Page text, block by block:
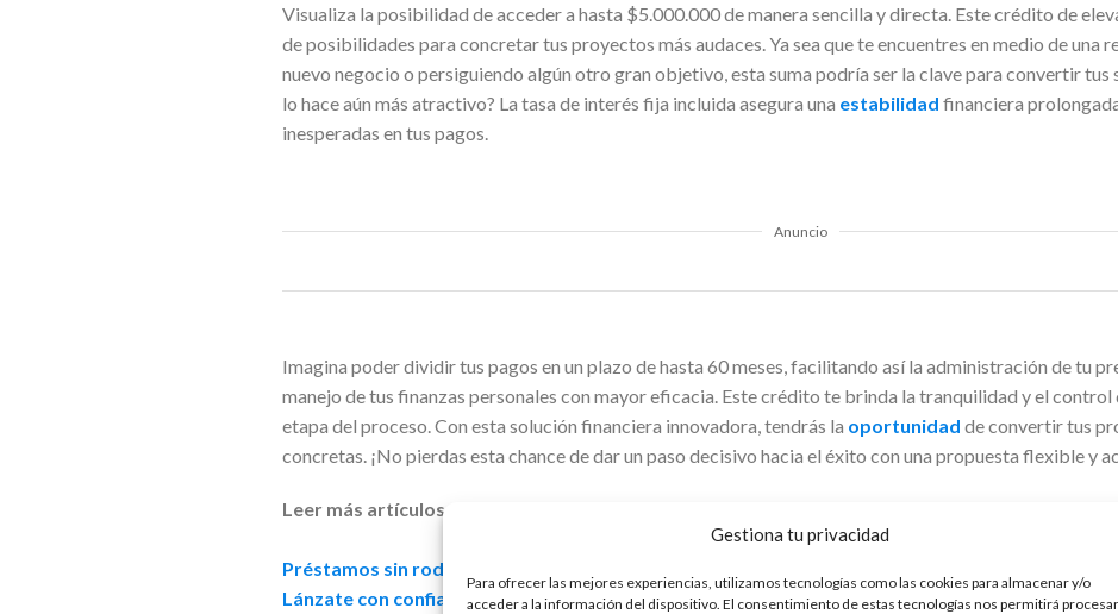
Gestiona tu privacidad
Para ofrecer las mejores experiencias, utilizamos tecnologías como las cookies para almacenar y/o
acceder a la información del dispositivo. El consentimiento de estas tecnologías nos permitirá procesar
Visualiza la posibilidad de acceder a hasta $5.000.000 de manera sencilla y directa. Este crédito de
de posibilidades para concretar tus proyectos más audaces. Ya sea que te encuentres en medio de una
nuevo negocio o persiguiendo algún otro gran objetivo, esta suma podría ser la clave para convertir tus
lo hace aún más atractivo? La tasa de interés fija incluida asegura una estabilidad financiera
inesperadas en tus pagos.
Anuncio
Imagina poder dividir tus pagos en un plazo de hasta 60 meses, facilitando así la administración de tu
manejo de tus finanzas personales con mayor eficacia. Este crédito te brinda la tranquilidad y el control
etapa del proceso. Con esta solución financiera innovadora, tendrás la oportunidad de convertir tus
concretas. ¡No pierdas esta chance de dar un paso decisivo hacia el éxito con una propuesta flexible y
Leer más artículos relacionados:
Préstamos sin rodeos: directos a cumplir tus metas
Lánzate con confianza: préstamos personales que hacen la diferencia